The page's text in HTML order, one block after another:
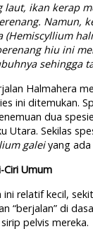
laut, ikan kerap
Namun,
(Hemiscyllium
hiu ini
sehingga
Halmahera
ini ditemukan.
dua
Utara. Sekilas
galeiyang ada
Umum
ini relatif kecil,
“berjalan” di
pelvis mereka.